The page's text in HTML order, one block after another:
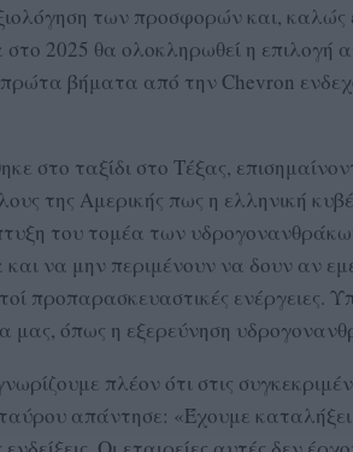
των προσφορών και,
2025 θα ολοκληρωθεί η επιλογή
βήματα από την Chevron
στο ταξίδι στο Τέξας,
της Αμερικής πως η ελληνική
του τομέα των
να μην περιμένουν να δουν αν
προπαρασκευαστικές ενέργειες.
μας, όπως η εξερεύνηση
πλέον ότι στις
απάντησε: «Έχουμε